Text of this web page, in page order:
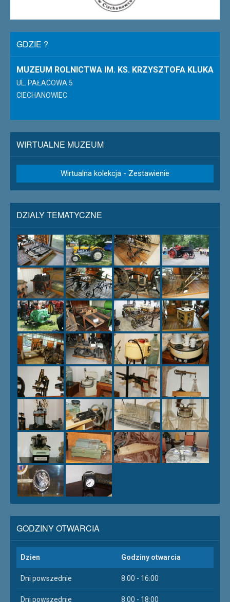
GDZIE ?
MUZEUM ROLNICTWA IM. KS. KRZYSZTOFA KLUKA
UL. PAŁACOWA 5
CIECHANOWIEC
WIRTUALNE MUZEUM
Wirtualna kolekcja - Zestawienie
DZIALY TEMATYCZNE
GODZINY OTWARCIA
Dzien Godziny otwarcia
Dni powszednie 8:00 - 16:00
Dni powszednie
8:00 - 18:00